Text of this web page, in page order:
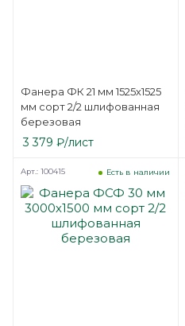
Фанера ФК 21 мм 1525х1525
мм сорт 2/2 шлифованная
березовая
3 379 ₽/лист
Есть в наличии
Арт.: 100415